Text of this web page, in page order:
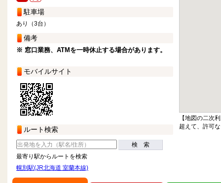
駐車場
あり（3台）
備考
※ 窓口業務、ATMを一時休止する場合があります。
モバイルサイト
ルート検索
検 索
最寄り駅からルートを検索
幌別駅(JR北海道 室蘭本線)
【地図の二次
超えて、許可